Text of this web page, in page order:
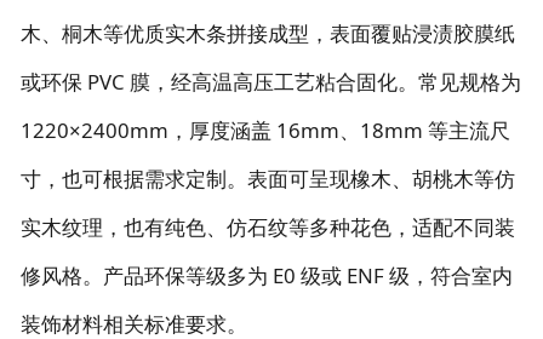
木、桐木等优质实木条拼接成型，表面覆贴浸渍胶膜纸
或环保 PVC 膜，经高温高压工艺粘合固化。常见规格为
1220×2400mm，厚度涵盖 16mm、18mm 等主流尺
寸，也可根据需求定制。表面可呈现橡木、胡桃木等仿
实木纹理，也有纯色、仿石纹等多种花色，适配不同装
修风格。产品环保等级多为 E0 级或 ENF 级，符合室内
装饰材料相关标准要求。